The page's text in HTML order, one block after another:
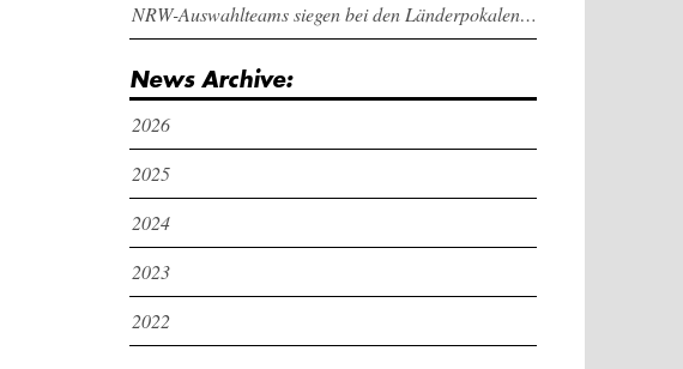
NRW-Auswahlteams siegen bei den Länderpokalen und dem Deutschlandcup an Pfingsten
News Archive:
2026
2025
2024
2023
2022